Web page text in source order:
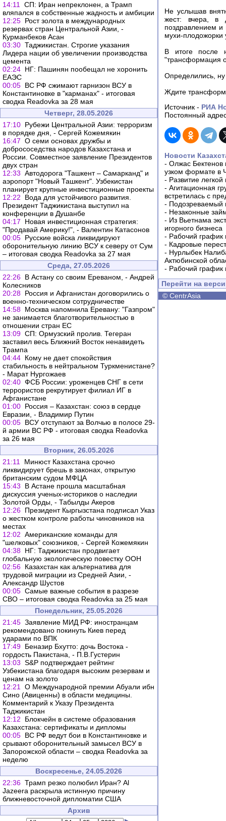
14:11
СП: Иран непреклонен, а Трамп
вляпался в собственные жадность и амбиции
12:25 Рост золота в международных
резервах стран Центральной Азии, -
Курманбеков Асан
03:30 Таджикистан. Строгие указания
Лидера нации об увеличении производства
цемента
02:24 НГ: Пашинян пообещал не хоронить
ЕАЭС
00:05 ВС РФ сжимают гарнизон ВСУ в
Константиновке в "карманах" - итоговая
сводка Readovka за 28 мая
Четверг, 28.05.2026
17:10 Рубежи Центральной Азии: терроризм
в порядке дня, - Сергей Кожемякин
16:47 О семи основах дружбы и
добрососедства народов Казахстана и
России. Совместное заявление Президентов
двух стран
12:33 Автодорога "Ташкент – Самарканд" и
аэропорт "Новый Ташкент". Узбекистан
планирует крупные инвестиционные проекты
12:22
Вода для устойчивого развития.
Президент Таджикистана выступил на
конференции в Душанбе
04:17
Новая инвестиционная стратегия:
"Продавай Америку!", - Валентин Катасонов
00:05 Русские войска ликвидируют
оборонительную линию ВСУ к северу от Сум
– итоговая сводка Readovka за 27 мая
Среда, 27.05.2026
22:26 В Астану со своим Ереваном, - Андрей
Колесников
20:28 Россия и Афганистан договорились о
военно-техническом сотрудничестве
14:58 Москва напомнила Еревану: "Газпром"
не занимается благотворительностью в
отношении стран ЕС
13:09 СП: Ормузский пролив. Тегеран
заставил весь Ближний Восток ненавидеть
Трампа
04:44 Кому не дает спокойствия
стабильность в нейтральном Туркменистане?
- Марат Нургожаев
02:40 ФСБ России: уроженцев СНГ в сети
террористов рекрутирует филиал ИГ в
Афганистане
01:00 Россия – Казахстан: союз в сердце
Евразии, - Владимир Путин
00:05 ВСУ отступают за Волчью в полосе 29-
й армии ВС РФ - итоговая сводка Readovka
за 26 мая
Вторник, 26.05.2026
21:11
Минюст Казахстана срочно
ликвидирует брешь в законах, открытую
британским судом МФЦА
15:43
В Астане прошла масштабная
дискуссия ученых-историков о наследии
Золотой Орды, - Табылды Акеров
12:26 Президент Кыргызстана подписал Указ
о жестком контроле работы чиновников на
местах
12:02 Американские команды для
"шелковых" союзников, - Сергей Кожемякин
04:38 НГ: Таджикистан продвигает
глобальную экологическую повестку ООН
02:56 Казахстан как альтернатива для
трудовой миграции из Средней Азии, -
Александр Шустов
00:05 Самые важные события в разрезе
СВО – итоговая сводка Readovka за 25 мая
Понедельник, 25.05.2026
21:45 Заявление МИД РФ: иностранцам
рекомендовано покинуть Киев перед
ударами по ВПК
17:49 Беназир Бхутто: дочь Востока -
гордость Пакистана, - П.В.Густерин
13:03 S&P подтверждает рейтинг
Узбекистана благодаря высоким резервам и
ценам на золото
12:21
О Международной премии Абуали ибн
Сино (Авиценны) в области медицины.
Комментарий к Указу Президента
Таджикистан
12:12
Блокчейн в системе образования
Казахстана: сертификаты и дипломы
00:05 ВС РФ ведут бои в Константиновке и
срывают оборонительный замысел ВСУ в
Запорожской области – сводка Readovka за
неделю
Воскресенье, 24.05.2026
22:36 Трамп резко полюбил Иран? Al
Jazeera раскрыла истинную причину
ближневосточной дипломатии США
Архив
Не услышав
жест: вчера, в
поздравлением
мухи-плодожорки
В итоге после
"трансформация
Определились,
Ждите
Источник - РИА
Постоянный
Новости
- Олжас Бектенов
узком формате в
- Развитие
- Агитационная
встретилась с
- Подозреваемый
- Незаконные
- Из Вьетнама
игорного бизнеса
- Рабочий график
- Кадровые
- Нурлыбек
Актюбинской
- Рабочий график
Перейти на
© CentrAsia